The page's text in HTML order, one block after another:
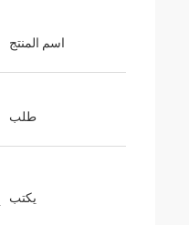
اسم المنتج
طلب
يكتب